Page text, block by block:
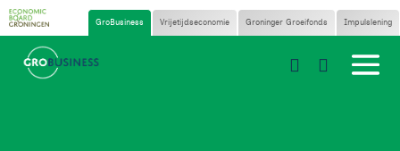
GroBusiness Vrijetijdseconomie Groninger Groeifonds Impulslening
 